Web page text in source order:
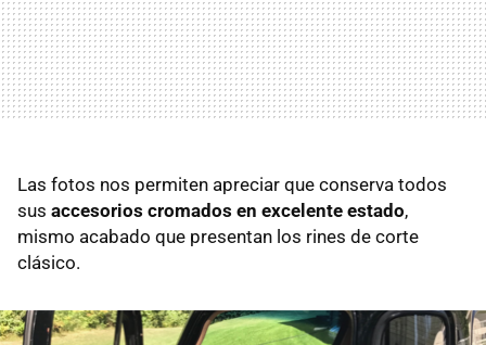
Las fotos nos permiten apreciar que conserva todos
sus accesorios cromados en excelente estado,
mismo acabado que presentan los rines de corte
clásico.